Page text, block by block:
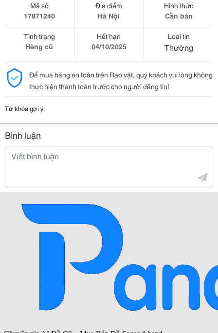
Mã số
17871240
Địa điểm
Hà Nội
Hình thức
Cần bán
Tình trạng
Hàng cũ
Hết hạn
04/10/2025
Loại tin
Thường
Để mua hàng an toàn trên Rao vặt, quý khách vui lòng không
thực hiện thanh toán trước cho người đăng tin!
Từ khóa gợi ý:
Bình luận